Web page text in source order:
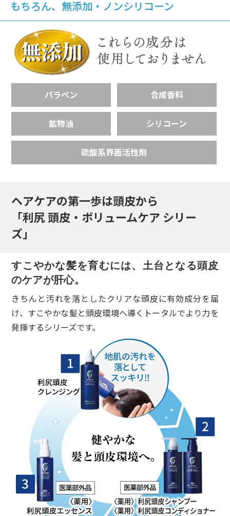
もちろん、無添加・ノンシリコーン
パラベン 合成香料
鉱物油 シリコーン
硫酸系界面活性剤
ヘアケアの第一歩は頭皮から
「利尻 頭皮・ボリュームケア シリー
ズ」
すこやかな髪を育むには、土台となる頭皮
のケアが肝心。
きちんと汚れを落としたクリアな頭皮に有効成分を届
け、すこやかな髪と頭皮環境へ導くトータルでより力を
発揮するシリーズです。